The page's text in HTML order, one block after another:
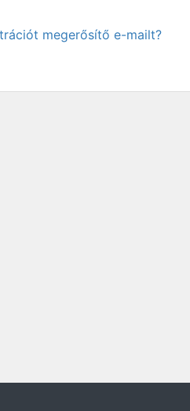
megerősítő e-mailt?